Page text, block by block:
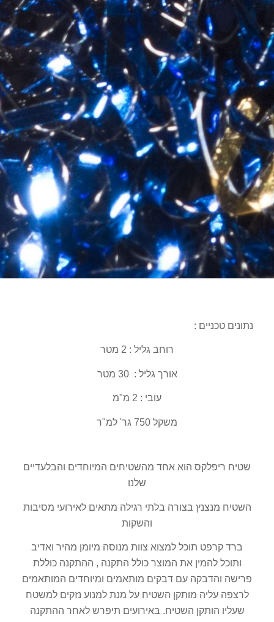
נתונים טכניים :
רוחב גליל : 2 מטר
אורך גליל : 30 מטר
עובי : 2 מ"מ
משקל 750 גר' למ"ר
שטיח ריפלקס הוא אחד מהשטיחים המיוחדים והבלעדיים
שלנו
השטיח מנצנץ בצורה בלתי רגילה מתאים לאירועי מסיבות
והשקות
ברד קרפט תוכל למצוא צוות מנוסה מיומן מהיר ואדיב
ותוכל להמין את המוצר כולל התקנה , ההתקנה כוללת
פרישה והדבקה עם דבקים מותאמים ומיוחדים המותאמים
לרצפה עליה מותקן השטיח על מנת למנוע נזקים למשטח
שעליו הותקן השטיח. באירועים תיפרש לאחר ההתקנה